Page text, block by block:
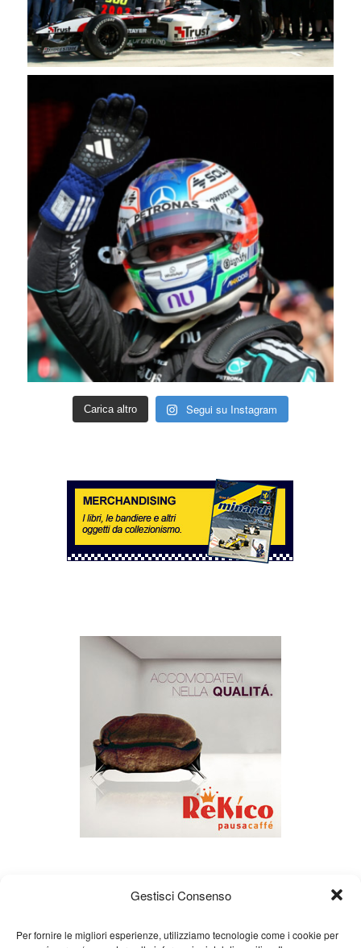
Gestisci Consenso
Per fornire le migliori esperienze, utilizziamo tecnologie come i cookie per
Carica altro Segui su Instagram